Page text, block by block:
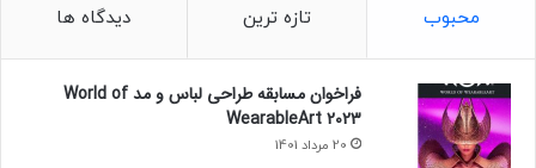
F
o
m
s
2
2
محبوب تازه ترین دیدگاه ها
فراخوان مسابقه طراحی لباس و مد World of
WearableArt 2023
20 مرداد 1401